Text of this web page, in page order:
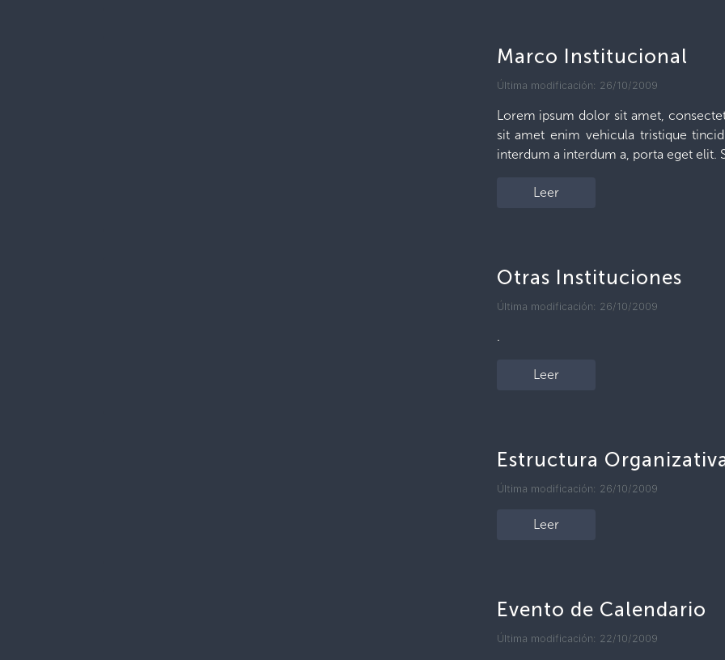
Marco Institucional
Última modificación: 26/10/2009
Lorem ipsum dolor sit amet,
sit amet enim vehicula tristique
interdum a interdum a, porta eget elit.
Leer
Otras Instituciones
Última modificación: 26/10/2009
.
Leer
Estructura
Última modificación: 26/10/2009
Leer
Evento de Calendario
Última modificación: 22/10/2009